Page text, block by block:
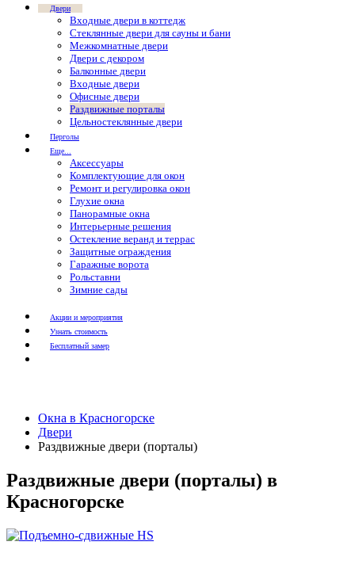
Двери
Входные двери в коттедж
Стеклянные двери для сауны и бани
Межкомнатные двери
Двери с декором
Балконные двери
Входные двери
Офисные двери
Раздвижные порталы
Цельностеклянные двери
Перголы
Еще...
Аксессуары
Комплектующие для окон
Ремонт и регулировка окон
Глухие окна
Панорамные окна
Интерьерные решения
Остекление веранд и террас
Защитные ограждения
Гаражные ворота
Рольставни
Зимние сады
Акции и мероприятия
Узнать стоимость
Бесплатный замер
Окна в Красногорске
Двери
Раздвижные двери (порталы)
Раздвижные двери (порталы) в
Красногорске